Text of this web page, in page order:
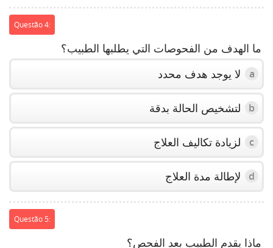
Questão 4:
ما الهدف من الفحوصات التي يطلبها الطبيب؟
a لا يوجد هدف محدد
b لتشخيص الحالة بدقة
c لزيادة تكاليف العلاج
d لإطالة مدة العلاج
Questão 5:
ماذا يقدم الطبيب بعد الفحص؟